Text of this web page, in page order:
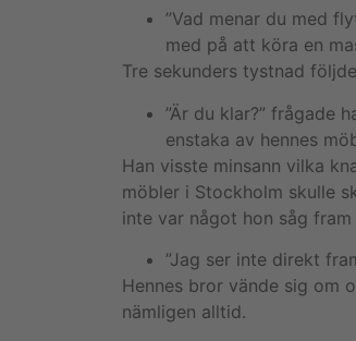
”Vad menar du med
med på att köra en
Tre sekunders tystnad
”Är du klar?” frågade
enstaka av hennes
Han visste minsann vilka
möbler i Stockholm skulle
inte var något hon såg
”Jag ser inte direkt
Hennes bror vände sig om
nämligen alltid.